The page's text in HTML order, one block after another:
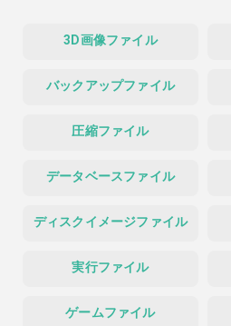
3D画像ファイル
バックアップファイル
圧縮ファイル
データベースファイル
ディスクイメージファイル
実行ファイル
ゲームファイル